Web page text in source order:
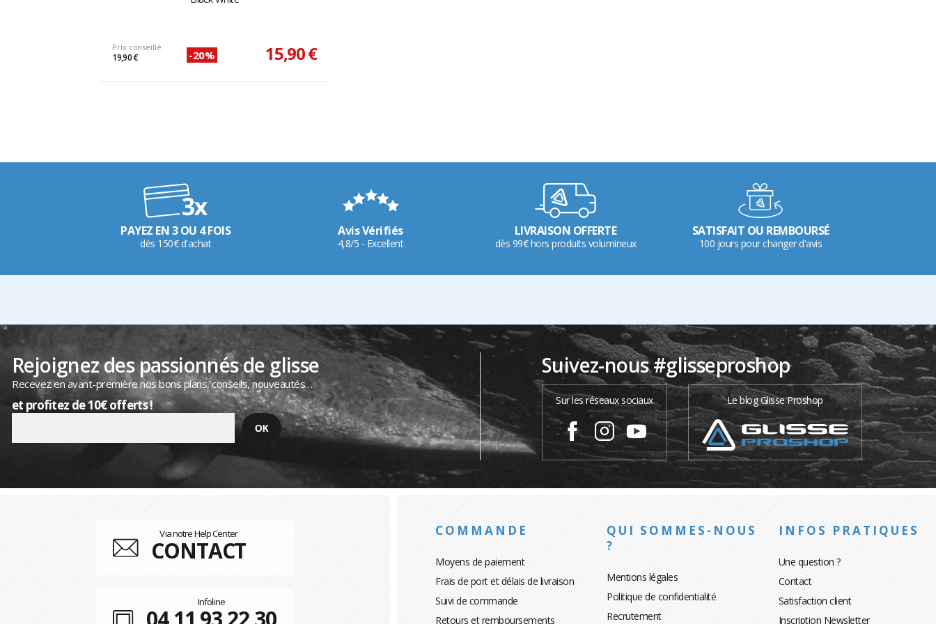
Prix conseillé
19,90 € -20% 15,90 €
PAYEZ EN 3 OU 4 FOIS
dès 150€ d'achat
Avis Vérifiés
4,8/5 - Excellent
LIVRAISON OFFERTE
dès 99€ hors produits volumineux
SATISFAIT OU REMBOURSÉ
100 jours pour changer d'avis
Rejoignez des passionnés de glisse
Recevez en avant-première nos bons plans, conseils, nouveautés…
et profitez de 10€ offerts !
Suivez-nous #glisseproshop
Sur les réseaux sociaux Le blog Glisse Proshop
Via notre Help Center
CONTACT
Infoline
COMMANDE
Moyens de paiement
Frais de port et délais de livraison
Suivi de commande
Retours et remboursements
QUI SOMMES-NOUS
?
Mentions légales
Politique de confidentialité
Recrutement
INFOS PRATIQUES
Une question ?
Contact
Satisfaction client
Inscription Newsletter